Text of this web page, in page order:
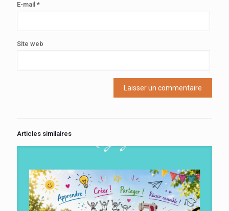
E-mail *
Site web
Articles similaires